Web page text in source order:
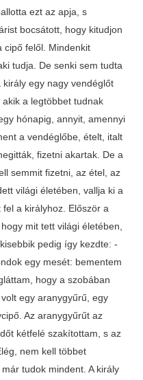
ezt az apja, s
bocsátott, hogy kitudjon
cipő felől. Mindenkit
tudja. De senki sem tudta
egy nagy vendéglőt
a legtöbbet tudnak
hónapig, annyit, amennyi
a vendéglőbe, ételt, italt
fizetni akartak. De a
semmit fizetni, az étel, az
világi életében, vallja ki a
a királyhoz. Először a
mit tett világi életében,
pedig így kezdte: -
egy mesét: bementem
hogy a szobában
egy aranygyűrű, egy
Az aranygyűrűt az
kétfelé szakítottam, s az
nem kell többet
tudok mindent. A király